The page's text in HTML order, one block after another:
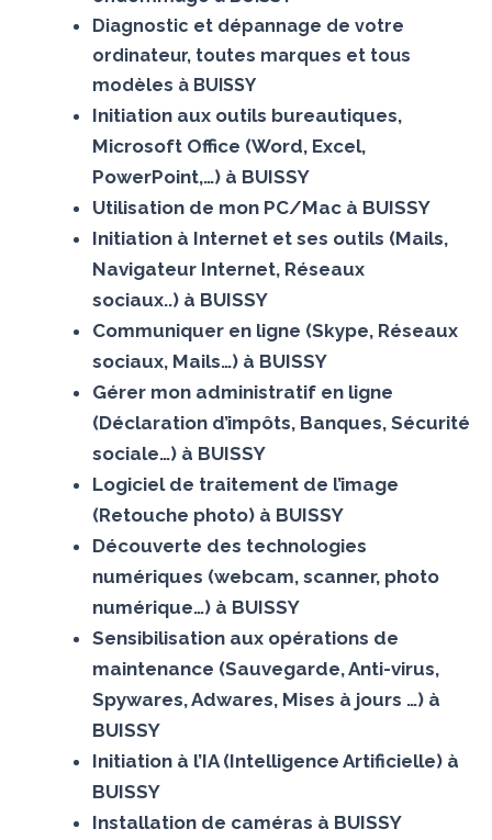
Diagnostic et dépannage de votre
ordinateur, toutes marques et tous
modèles à BUISSY
Initiation aux outils bureautiques,
Microsoft Office (Word, Excel,
PowerPoint,…) à BUISSY
Utilisation de mon PC/Mac à BUISSY
Initiation à Internet et ses outils (Mails,
Navigateur Internet, Réseaux
sociaux..) à BUISSY
Communiquer en ligne (Skype, Réseaux
sociaux, Mails…) à BUISSY
Gérer mon administratif en ligne
(Déclaration d’impôts, Banques, Sécurité
sociale…) à BUISSY
Logiciel de traitement de l’image
(Retouche photo) à BUISSY
Découverte des technologies
numériques (webcam, scanner, photo
numérique…) à BUISSY
Sensibilisation aux opérations de
maintenance (Sauvegarde, Anti-virus,
Spywares, Adwares, Mises à jours …) à
BUISSY
Initiation à l’IA (Intelligence Artificielle) à
BUISSY
Installation de caméras à BUISSY